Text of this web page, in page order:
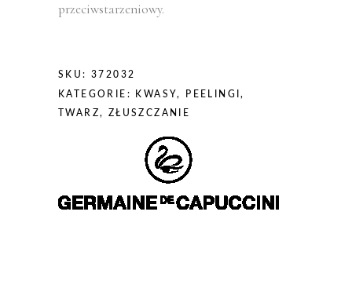
przeciwstarzeniowy.
SKU: 372032
KATEGORIE: KWASY, PEELINGI,
TWARZ, ZŁUSZCZANIE